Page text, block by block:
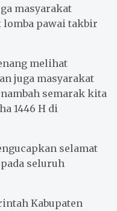
masyarakat
pawai takbir
melihat
juga masyarakat
semarak kita
1446 H di
selamat
seluruh
Kabupaten